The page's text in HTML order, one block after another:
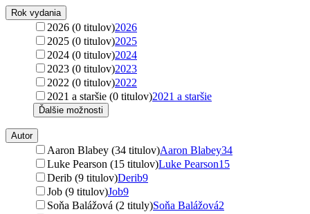
Rok vydania
2026 (0 titulov)2026
2025 (0 titulov)2025
2024 (0 titulov)2024
2023 (0 titulov)2023
2022 (0 titulov)2022
2021 a staršie (0 titulov)2021 a staršie
Ďalšie možnosti
Autor
Aaron Blabey (34 titulov)Aaron Blabey34
Luke Pearson (15 titulov)Luke Pearson15
Derib (9 titulov)Derib9
Job (9 titulov)Job9
Soňa Balážová (2 tituly)Soňa Balážová2